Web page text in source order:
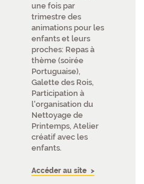
une fois par
trimestre des
animations pour les
enfants et leurs
proches: Repas à
thème (soirée
Portuguaise),
Galette des Rois,
Participation à
l'organisation du
Nettoyage de
Printemps, Atelier
créatif avec les
enfants.
Accéder au site